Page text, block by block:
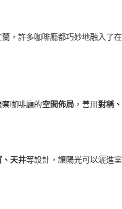
，許多咖啡廳都巧妙地融入了在
咖啡廳的空間佈局 ，善用對稱、
、天井等設計，讓陽光可以灑進室